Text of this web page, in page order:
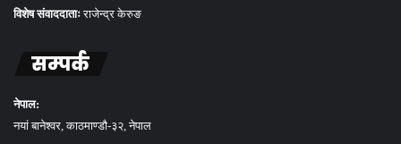
विशेष संवाददाताःराजेन्द्र केरुङ
सम्पर्क
नेपाल:
नयां बानेश्वर, काठमाण्डौ-३२, नेपाल